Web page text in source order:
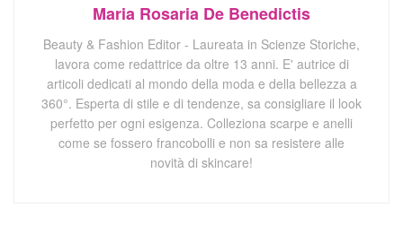
Maria Rosaria De Benedictis
Beauty & Fashion Editor - Laureata in Scienze Storiche,
lavora come redattrice da oltre 13 anni. E' autrice di
articoli dedicati al mondo della moda e della bellezza a
360°. Esperta di stile e di tendenze, sa consigliare il look
perfetto per ogni esigenza. Colleziona scarpe e anelli
come se fossero francobolli e non sa resistere alle
novità di skincare!